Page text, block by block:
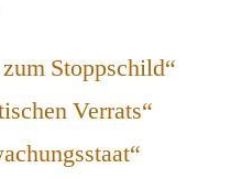
Stoppschild“
Verrats“